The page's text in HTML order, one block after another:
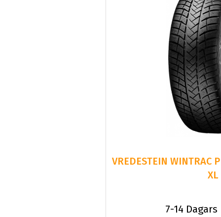
VREDESTEIN WINTRAC
XL
7-14